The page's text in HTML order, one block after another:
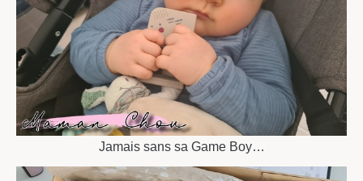
Jamais sans sa Game Boy…